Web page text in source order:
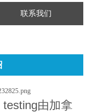
联系我们
由加拿